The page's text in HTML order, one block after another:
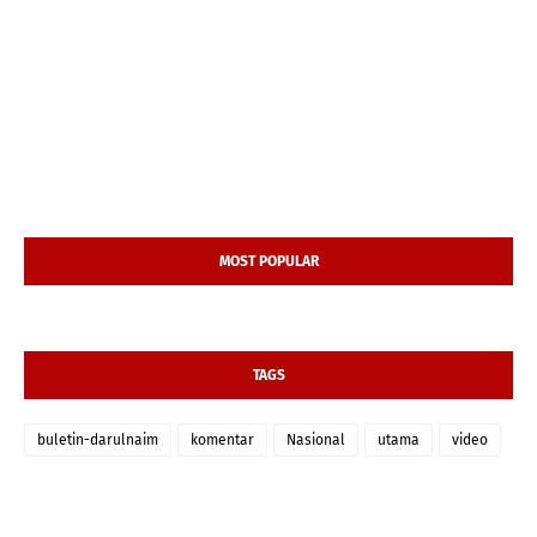
MOST POPULAR
TAGS
buletin-darulnaim komentar Nasional utama video